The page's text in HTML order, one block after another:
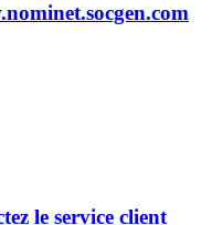
le service client